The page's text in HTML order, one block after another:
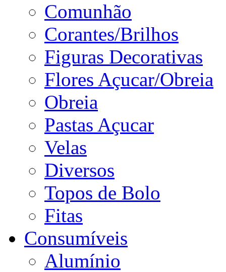
Comunhão
Corantes/Brilhos
Figuras Decorativas
Flores Açucar/Obreia
Obreia
Pastas Açucar
Velas
Diversos
Topos de Bolo
Fitas
Consumíveis
Alumínio